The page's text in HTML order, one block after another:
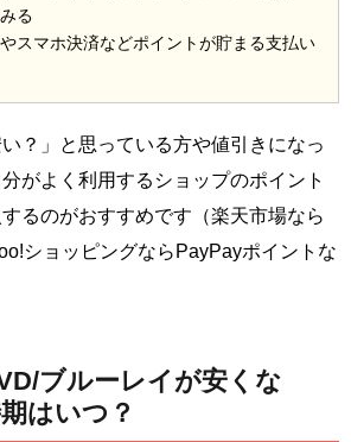
る
スマホ決済などポイントが貯まる支払い
い？」と思っている方や値引きになっ
がよく利用するショップのポイント
るのがおすすめです（楽天市場なら
ショッピングならPayPayポイントな
ブルーレイが安くな
はいつ？